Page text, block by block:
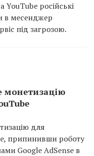
російські
в месенджер
під загрозою.
монетизацію
для
припинивши роботу
Google AdSense в